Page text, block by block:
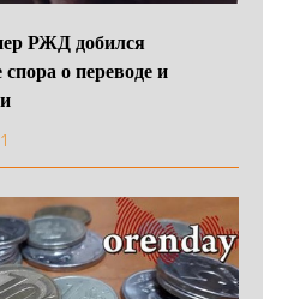
РЖД добился
о переводе и
1